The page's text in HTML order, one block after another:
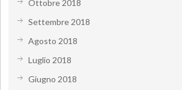
Ottobre 2018
Settembre 2018
Agosto 2018
Luglio 2018
Giugno 2018